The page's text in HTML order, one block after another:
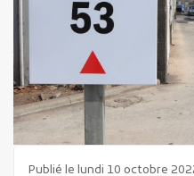
Publié le lundi 10 octobre